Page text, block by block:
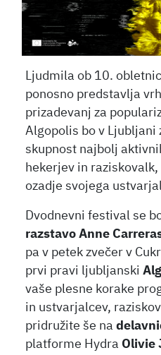
Ljudmila ob 10.
ponosno predstavlja
prizadevanj za
Algopolis bo v Ljubljani
skupnost najbolj
hekerjev in
ozadje svojega
Dvodnevni festival se
razstavo Anne
pa v petek zvečer v
prvi pravi ljubljanski
vaše plesne korake
in ustvarjalcev,
pridružite še na
platforme Hydra Olivie